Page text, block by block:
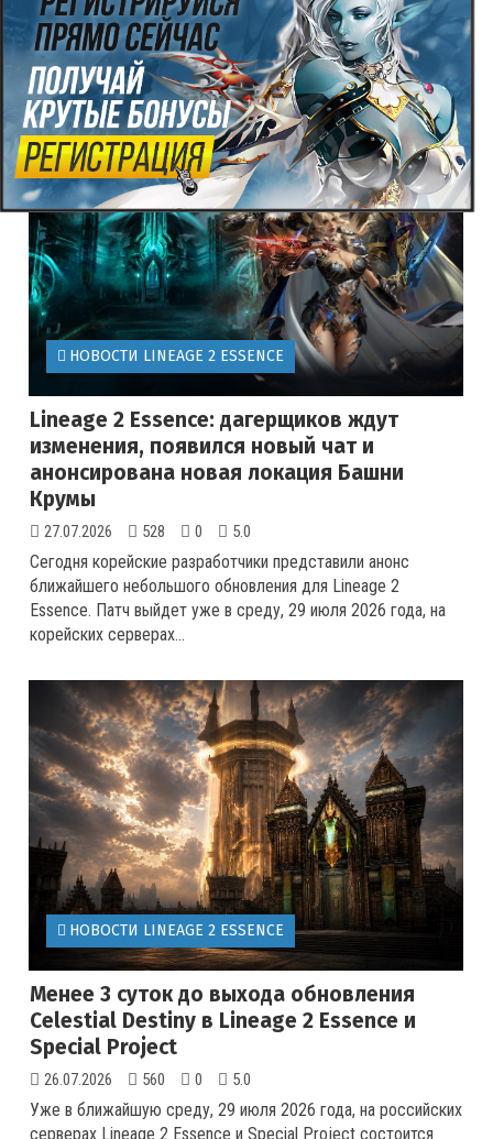
серверах Lineage 2 Essence и Special Project было
установлено долгожданное обновление Celestial Destiny. В
честь выхода нов...
НОВОСТИ LINEAGE 2 ESSENCE
Lineage 2 Essence: дагерщиков ждут
изменения, появился новый чат и
анонсирована новая локация Башни
Крумы
27.07.2026 528 0 5.0
Сегодня корейские разработчики представили анонс
ближайшего небольшого обновления для Lineage 2
Essence. Патч выйдет уже в среду, 29 июля 2026 года, на
корейских серверах...
НОВОСТИ LINEAGE 2 ESSENCE
Менее 3 суток до выхода обновления
Celestial Destiny в Lineage 2 Essence и
Special Project
26.07.2026 560 0 5.0
Уже в ближайшую среду, 29 июля 2026 года, на российских
серверах Lineage 2 Essence и Special Project состоится